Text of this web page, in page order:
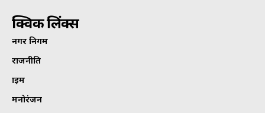
क्विक लिंक्स
नगर निगम
राजनीति
क्राइम
मनोरंजन